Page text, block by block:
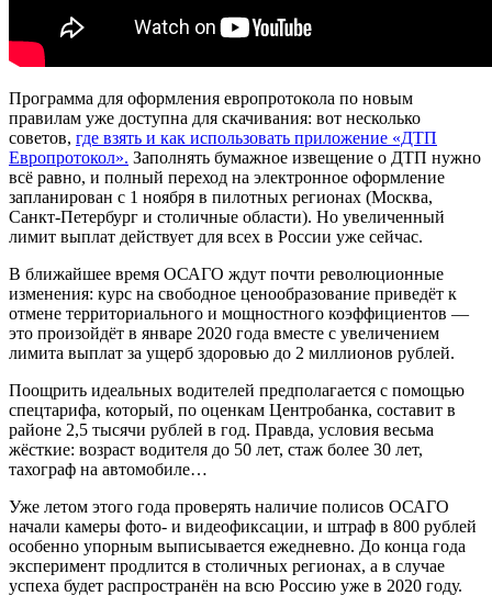
Программа для оформления европротокола по новым
правилам уже доступна для скачивания: вот несколько
советов, где взять и как использовать приложение «ДТП
Европротокол». Заполнять бумажное извещение о ДТП нужно
всё равно, и полный переход на электронное оформление
запланирован с 1 ноября в пилотных регионах (Москва,
Санкт-Петербург и столичные области). Но увеличенный
лимит выплат действует для всех в России уже сейчас.
В ближайшее время ОСАГО ждут почти революционные
изменения: курс на свободное ценообразование приведёт к
отмене территориального и мощностного коэффициентов —
это произойдёт в январе 2020 года вместе с увеличением
лимита выплат за ущерб здоровью до 2 миллионов рублей.
Поощрить идеальных водителей предполагается с помощью
спецтарифа, который, по оценкам Центробанка, составит в
районе 2,5 тысячи рублей в год. Правда, условия весьма
жёсткие: возраст водителя до 50 лет, стаж более 30 лет,
тахограф на автомобиле…
Уже летом этого года проверять наличие полисов ОСАГО
начали камеры фото- и видеофиксации, и штраф в 800 рублей
особенно упорным выписывается ежедневно. До конца года
эксперимент продлится в столичных регионах, а в случае
успеха будет распространён на всю Россию уже в 2020 году.